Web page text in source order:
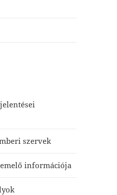
szervek
információja